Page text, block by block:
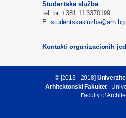
Studentska služba
tel. br. +381 11 3370199
E:
Kontakti organizacionih
© [2013 - 2018]
Arhitektonski Fakultet |
Faculty of